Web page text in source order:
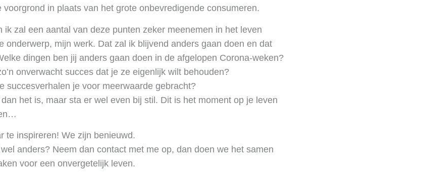
in plaats van het grote onbevredigende consumeren.
ik zal een aantal van deze punten zeker meenemen in het leven
onderwerp, mijn werk. Dat zal ik blijvend anders gaan doen en dat
dingen ben jij anders gaan doen in de afgelopen Corona-weken?
onverwacht succes dat je ze eigenlijk wilt behouden?
succesverhalen je voor meerwaarde gebracht?
het is, maar sta er wel even bij stil. Dit is het moment op je leven
te inspireren! We zijn benieuwd.
anders? Neem dan contact met me op, dan doen we het samen
voor een onvergetelijk leven.